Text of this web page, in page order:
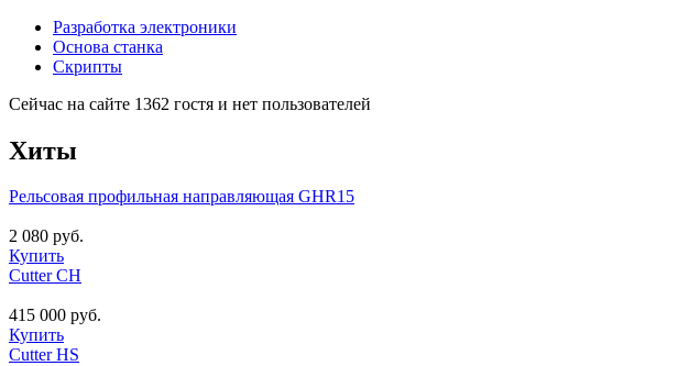
Разработка электроники
Основа станка
Скрипты
Сейчас на сайте 1362 гостя и нет пользователей
Хиты
Рельсовая профильная направляющая GHR15
2 080 руб.
Купить
Cutter CH
415 000 руб.
Купить
Cutter HS